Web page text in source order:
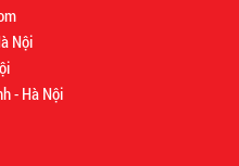
Nội
- Hà Nội